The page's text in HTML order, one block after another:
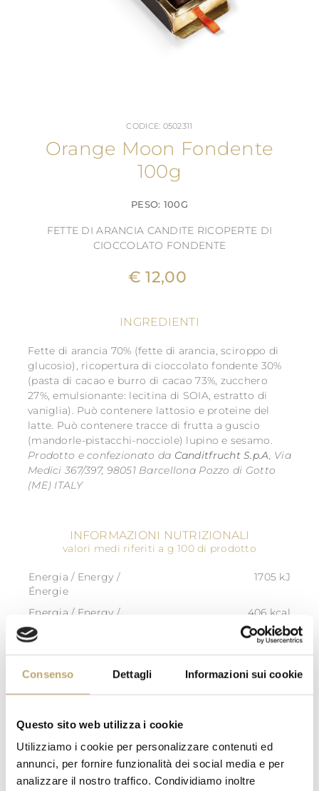
Consenso Dettagli Informazioni sui cookie
Questo sito web utilizza i cookie
Utilizziamo i cookie per personalizzare contenuti ed
annunci, per fornire funzionalità dei social media e per
analizzare il nostro traffico. Condividiamo inoltre
CODICE: 0502311
Orange Moon Fondente
100g
PESO: 100G
FETTE DI ARANCIA CANDITE RICOPERTE DI
CIOCCOLATO FONDENTE
€ 12,00
INGREDIENTI
Fette di arancia 70% (fette di arancia, sciroppo di
glucosio), ricopertura di cioccolato fondente 30%
(pasta di cacao e burro di cacao 73%, zucchero
27%, emulsionante: lecitina di SOIA, estratto di
vaniglia). Può contenere lattosio e proteine del
latte. Può contenere tracce di frutta a guscio
(mandorle-pistacchi-nocciole) lupino e sesamo.
Prodotto e confezionato da Canditfrucht S.p.A, Via
Medici 367/397, 98051 Barcellona Pozzo di Gotto
(ME) ITALY
INFORMAZIONI NUTRIZIONALI
valori medi riferiti a g 100 di prodotto
Energia / Energy /
Énergie
1705 kJ
Energia / Energy /
Énergie
406 kcal
13,4 g
di cui acidi grassi saturi /
of which saturated / dont
Carbohydrate / Glucides
di cui zuccheri / of which
sugars / dont sucres
63,3 g